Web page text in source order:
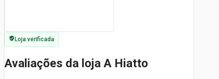
Loja verificada
Avaliações da loja A Hiatto